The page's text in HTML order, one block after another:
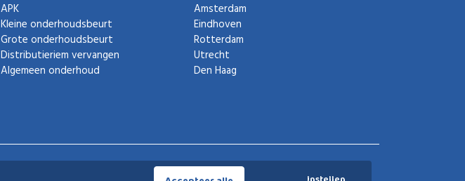
APK
Kleine onderhoudsbeurt
Grote onderhoudsbeurt
Distributieriem vervangen
Algemeen onderhoud
Amsterdam
Eindhoven
Rotterdam
Utrecht
Den Haag
Voorwaarden Privacybeleid Privacy instellingen